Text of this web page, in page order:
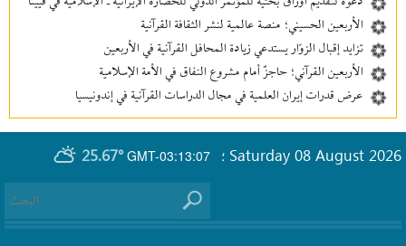
الأربعين الحسيني؛ منصة عالمية لنشر الثقافة القرآنية
تزايد إقبال الزوّار يستدعي زيادة المحافل القرآنية في الأربعين
الأربعين القرآني؛ حاجزٌ أمام مشروع النفاق في الأمة الإسلامية
عرض قدرات إيران العلمية في مجال الدراسات القرآنية في إندونيسيا
GMT-03:13:07
25.67° Saturday 08 August 2026 ؛